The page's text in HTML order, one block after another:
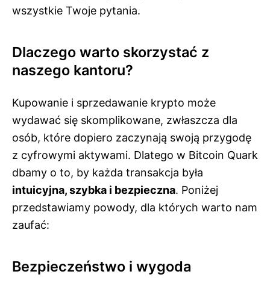
wszystkie Twoje pytania.
Dlaczego warto skorzystać z
naszego kantoru?
Kupowanie i sprzedawanie krypto może
wydawać się skomplikowane, zwłaszcza dla
osób, które dopiero zaczynają swoją przygodę
z cyfrowymi aktywami. Dlatego w Bitcoin Quark
dbamy o to, by każda transakcja była
intuicyjna, szybka i bezpieczna. Poniżej
przedstawiamy powody, dla których warto nam
zaufać:
Bezpieczeństwo i wygoda